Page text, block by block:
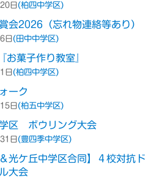
日(柏四中学区)
会2026（忘れ物連絡等あり）
日(田中中学区)
お菓子作り教室』
日(柏四中学区)
ーク
日(柏五中学区)
区 ボウリング大会
日(豊四季中学区)
＆光ケ丘中学区合同】４校対抗ド
大会